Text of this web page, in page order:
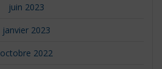
juin 2023
janvier 2023
octobre 2022